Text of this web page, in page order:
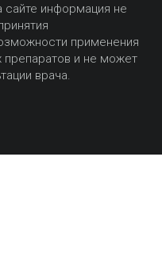
информация не
применения
препаратов и не может
врача.